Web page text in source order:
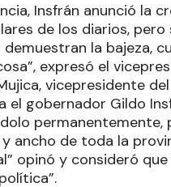
Insfrán anunció la
de los diarios,
la bajeza,
expresó el
vicepresidente
el gobernador Gildo
ancho de toda la
opinó y consideró